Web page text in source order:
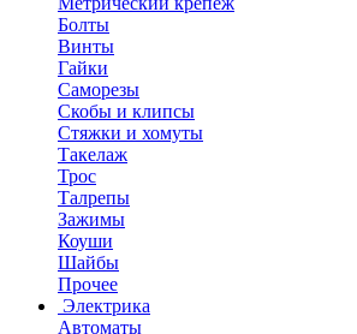
Болты
Винты
Гайки
Саморезы
Скобы и клипсы
Стяжки и хомуты
Такелаж
Трос
Талрепы
Зажимы
Коуши
Шайбы
Прочее
Электрика
Автоматы